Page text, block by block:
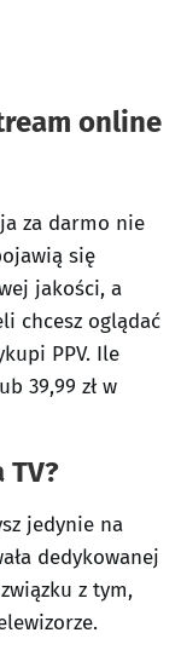
online
za darmo nie
się
jakości, a
chcesz oglądać
PPV. Ile
39,99 zł w
TV?
jedynie na
dedykowanej
z tym,